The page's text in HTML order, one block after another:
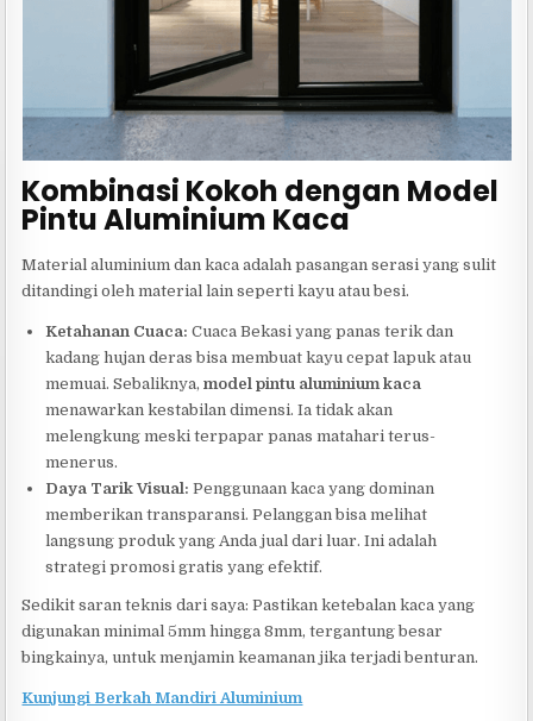
Kombinasi Kokoh dengan Model
Pintu Aluminium Kaca
Material aluminium dan kaca adalah pasangan serasi yang sulit
ditandingi oleh material lain seperti kayu atau besi.
Ketahanan Cuaca: Cuaca Bekasi yang panas terik dan
kadang hujan deras bisa membuat kayu cepat lapuk atau
memuai. Sebaliknya,model pintu aluminium kaca
menawarkan kestabilan dimensi. Ia tidak akan
melengkung meski terpapar panas matahari terus-
menerus.
Daya Tarik Visual: Penggunaan kaca yang dominan
memberikan transparansi. Pelanggan bisa melihat
langsung produk yang Anda jual dari luar. Ini adalah
strategi promosi gratis yang efektif.
Sedikit saran teknis dari saya: Pastikan ketebalan kaca yang
digunakan minimal 5mm hingga 8mm, tergantung besar
bingkainya, untuk menjamin keamanan jika terjadi benturan.
Kunjungi Berkah Mandiri Aluminium